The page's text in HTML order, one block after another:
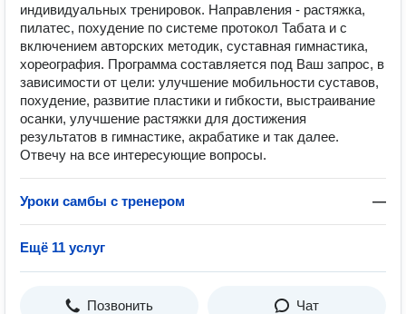
индивидуальных тренировок. Направления - растяжка,
пилатес, похудение по системе протокол Табата и с
включением авторских методик, суставная гимнастика,
хореография. Программа составляется под Ваш запрос, в
зависимости от цели: улучшение мобильности суставов,
похудение, развитие пластики и гибкости, выстраивание
осанки, улучшение растяжки для достижения
результатов в гимнастике, акрабатике и так далее.
Отвечу на все интересующие вопросы.
Уроки самбы с тренером —
Ещё 11 услуг
Позвонить Чат